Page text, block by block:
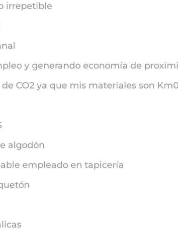
irrepetible
y generando economía de
CO2 ya que mis materiales son
algodón
empleado en tapicería